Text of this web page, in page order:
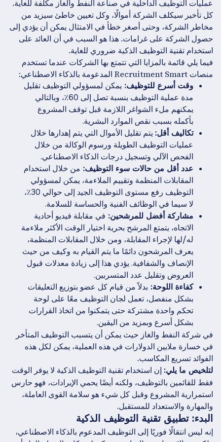
عمليات التوظيف الداخلية في صناعة النفط والغاز مكلفة للغاية.
كل تأخير سيكلف الشركة أموالًا، وكل تعيين خاطئ سيزيد من
مخاطر الشركة، وحتى أصغر خطأ في الامتثال يمكن أن يؤدي إلى
حصول الشركة على غرامات. هذا هو السبب في أن العائد على
استخدام تقنية التوظيف الذكية ضروري للغاية.
فيما يلي قائمة بالمزايا التي تتمتع بها الشركات عندما تستخدم
منصات Recruitment Smart المدعومة بالذكاء الاصطناعي:
وقت أسرع للتوظيف:يمكن لمسؤولي التوظيف تقليل
مدة عملية التوظيف بنسبة تصل إلى 60٪، وبالتالي
يمكنهم ملء الشواغر اللازمة قبل توقف المشروع
بأكمله بسبب نقص الموارد البشرية.
تكاليف أقل:يتم تقليل الأموال التي يتم إهدارها خلال
عمليات التوظيف الطويلة ورسوم الوكالة من خلال
الفحص الآلي وتسجيل درجات الذكاء الاصطناعي.
عدد أقل من حالات سوء التوظيف:من خلال استخدام
المقابلات المنظمة وتقييم الملاءمة، يمكن لمسؤولي
التوظيف رفع مستوى التوظيف الجيد إلى حوالي 30٪،
لا سيما في الوظائف الفنية والحساسة للسلامة.
مشاركة أفضل للمرشحين:في مقابلة فيديو أحادية
الاتجاه، يتمتع المرشح بحرية اختيار الوقت الأكثر ملاءمة
له/لها لإجراء المقابلة، ومن خلال المقابلات المنظمة،
يعرف المرشحون دائمًا ما يتم القيام به وكيف من حيث
الإنصاف والشفافية. يؤدي هذا إلى زيادة معدلات قبول
العروض وتقليل عدد المتسربين.
كفاءة اللوحة:بدلاً من قيام كل عضو بتوزيع التعليقات
بشكل منفصل، تعمل لجان التوظيف معًا على لوحة
تحكم واحدة مشتركة حتى يتمكنوا من اتخاذ القرارات
بشكل أسرع وبمزيد من اليقين.
في شركة النفط والغاز حيث يمكن أن يتسبب التوظيف المتأخر
في خسارة ملايين الدولارات في هذه العملية، يمكن لكل هذه
الفوائد تسريع المكاسب.
لتلخيص ما يلي:إن استخدام تقنية التوظيف الذكية لا يوفر الوقت
فقط للقائمين بالتوظيف، ولكنه أيضًا يحمي الإيرادات، فهو حارس
استمرارية المشروع وقبل كل شيء هو سلامة القوى العاملة،
والمهارة والاستعداد للمستقبل.
البدء: تطبيق تقنية التوظيف الذكية
إنه ليس انتقالًا فوريًا إلى التوظيف المدعوم بالذكاء الاصطناعي،